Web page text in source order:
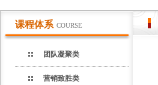
课程体系 COURSE
团队凝聚类
营销致胜类